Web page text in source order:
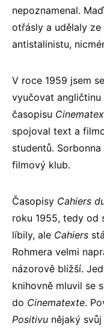
nepoznamenal.
otřásly a udělaly ze
antistalinistu,
V roce 1959 jsem
vyučovat angličtinu
časopisu
spojoval text a
studentů.
filmový klub.
Časopisy Cahiers
roku 1955, tedy od
líbily, ale Cahiers
Rohmera velmi
názorově bližší.
knihovně mluvil se
do Cinematexte.
Positivu nějaký